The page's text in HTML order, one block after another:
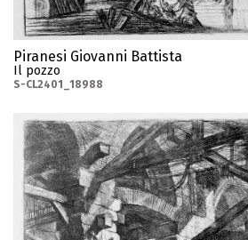
Piranesi Giovanni Battista
Il pozzo
S-CL2401_18988